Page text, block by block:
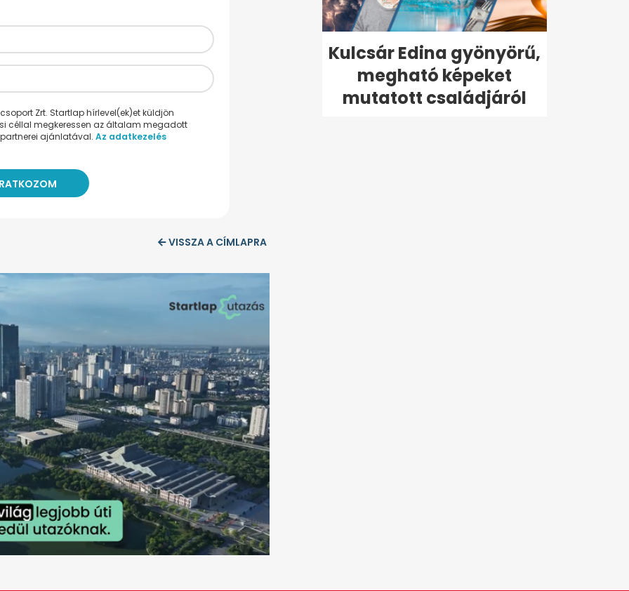
Zrt. Startlap hírlevel(ek)et küldjön
céllal megkeressen az általam megadott
ajánlatával. Az adatkezelés
VISSZA A CÍMLAPRA
Kulcsár Edina gyönyörű,
megható képeket
mutatott családjáról